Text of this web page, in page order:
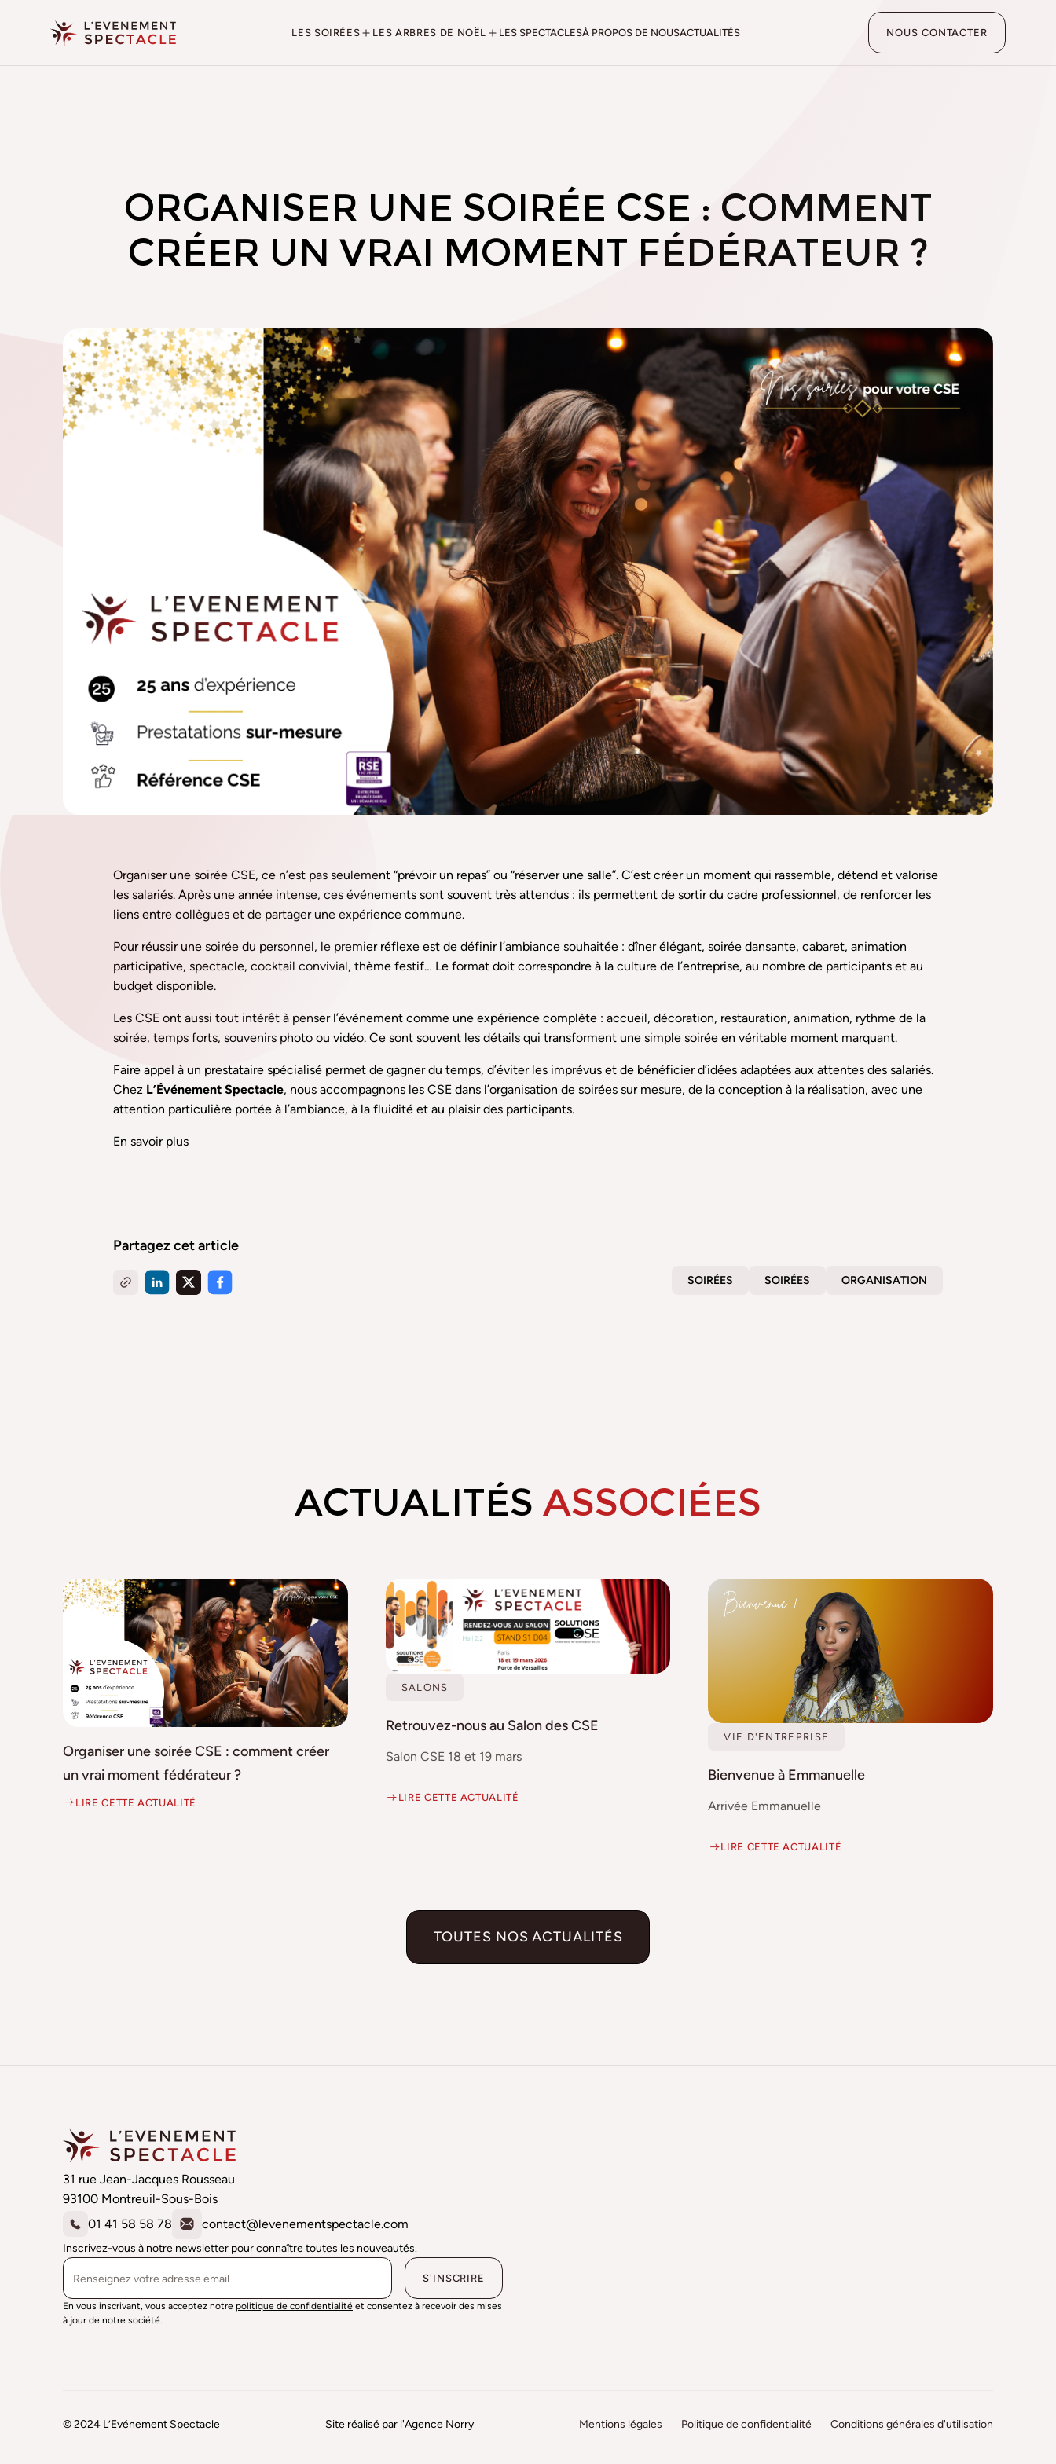
LES SOIRÉES LES ARBRES DE NOËL LES SPECTACLESÀ PROPOS DE NOUSACTUALITÉS NOUS CONTACTER
ORGANISER UNE SOIRÉE CSE : COMMENT
CRÉER UN VRAI MOMENT FÉDÉRATEUR ?
Organiser une soirée CSE, ce n’est pas seulement “prévoir un repas” ou “réserver une salle”. C’est créer un moment qui rassemble, détend et valorise
les salariés. Après une année intense, ces événements sont souvent très attendus : ils permettent de sortir du cadre professionnel, de renforcer les
liens entre collègues et de partager une expérience commune.
Pour réussir une soirée du personnel, le premier réflexe est de définir l’ambiance souhaitée : dîner élégant, soirée dansante, cabaret, animation
participative, spectacle, cocktail convivial, thème festif… Le format doit correspondre à la culture de l’entreprise, au nombre de participants et au
budget disponible.
Les CSE ont aussi tout intérêt à penser l’événement comme une expérience complète : accueil, décoration, restauration, animation, rythme de la
soirée, temps forts, souvenirs photo ou vidéo. Ce sont souvent les détails qui transforment une simple soirée en véritable moment marquant.
Faire appel à un prestataire spécialisé permet de gagner du temps, d’éviter les imprévus et de bénéficier d’idées adaptées aux attentes des salariés.
Chez L’Événement Spectacle, nous accompagnons les CSE dans l’organisation de soirées sur mesure, de la conception à la réalisation, avec une
attention particulière portée à l’ambiance, à la fluidité et au plaisir des participants.
En savoir plus
Partagez cet article
SOIRÉES SOIRÉES ORGANISATION
ACTUALITÉS ASSOCIÉES
Organiser une soirée CSE : comment créer
un vrai moment fédérateur ?
LIRE CETTE ACTUALITÉ
SALONS
Retrouvez-nous au Salon des CSE
Salon CSE 18 et 19 mars
LIRE CETTE ACTUALITÉ
VIE D'ENTREPRISE
Bienvenue à Emmanuelle
Arrivée Emmanuelle
LIRE CETTE ACTUALITÉ
TOUTES NOS ACTUALITÉS
31 rue Jean-Jacques Rousseau
93100 Montreuil-Sous-Bois
01 41 58 58 78
contact@levenementspectacle.com
Inscrivez-vous à notre newsletter pour connaître toutes les nouveautés.
En vous inscrivant, vous acceptez notre politique de confidentialité et consentez à recevoir des mises
à jour de notre société.
© 2024 L’Evénement Spectacle Site réalisé par l'Agence Norry Mentions légales Politique de confidentialité Conditions générales d'utilisation